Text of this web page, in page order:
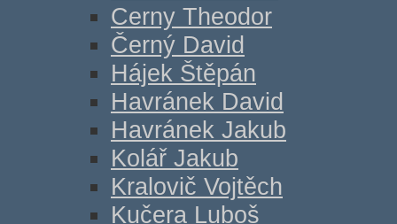
Cerny Theodor
Černý David
Hájek Štěpán
Havránek David
Havránek Jakub
Kolář Jakub
Kralovič Vojtěch
Kučera Luboš